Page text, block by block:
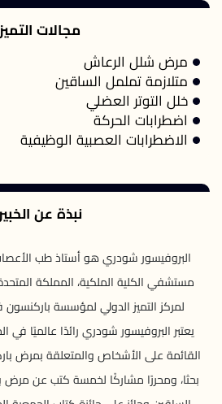
مجالات التميز
مرض شلل الرعاش
متلازمة تململ الساقين
خلل التوتر العضلي
اضطرابات الحركة
الاضطرابات العصبية الوظيفية
نبذة عن الخبير
البروفيسور شودري هو أستاذ طب
مستشفي الكلية الملكية، المملكة
لمركز التميز الدولي لمؤسسة باركنسون
يعتبر البروفيسور شودري رائدًا عالميًا في
بحثا، ومحررًا مشاركًا لخمسة كتب عن مرض